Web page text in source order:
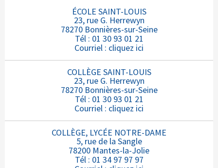
ÉCOLE SAINT-LOUIS
23, rue G. Herrewyn
78270 Bonnières-sur-Seine
Tél : 01 30 93 01 21
Courriel : cliquez ici
COLLÈGE SAINT-LOUIS
23, rue G. Herrewyn
78270 Bonnières-sur-Seine
Tél : 01 30 93 01 21
Courriel : cliquez ici
COLLÈGE, LYCÉE NOTRE-DAME
5, rue de la Sangle
78200 Mantes-la-Jolie
Tél : 01 34 97 97 97